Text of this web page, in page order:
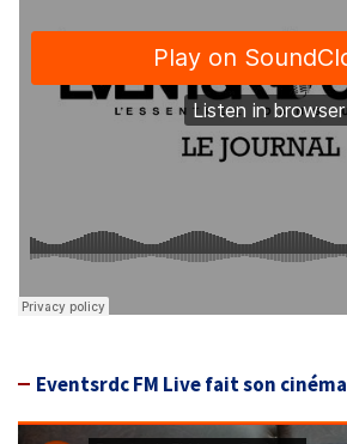
Eventsrdc FM Live fait son cinéma